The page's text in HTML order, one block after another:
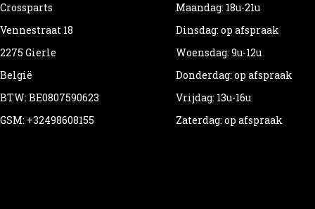
Crossparts
Vennestraat 18
2275 Gierle
België
BTW: BE0807590623
GSM: +32498608155
Maandag: 18u-21u
Dinsdag: op afspraak
Woensdag: 9u-12u
Donderdag: op afspraak
Vrijdag: 13u-16u
Zaterdag: op afspraak